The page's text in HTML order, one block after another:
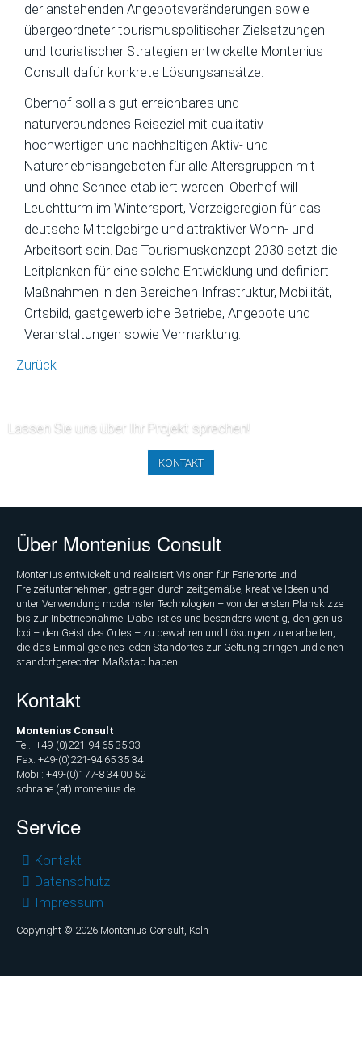
der anstehenden Angebotsveränderungen sowie
übergeordneter tourismuspolitischer Zielsetzungen
und touristischer Strategien entwickelte Montenius
Consult dafür konkrete Lösungsansätze.
Oberhof soll als gut erreichbares und
naturverbundenes Reiseziel mit qualitativ
hochwertigen und nachhaltigen Aktiv- und
Naturerlebnisangeboten für alle Altersgruppen mit
und ohne Schnee etabliert werden. Oberhof will
Leuchtturm im Wintersport, Vorzeigeregion für das
deutsche Mittelgebirge und attraktiver Wohn- und
Arbeitsort sein. Das Tourismuskonzept 2030 setzt die
Leitplanken für eine solche Entwicklung und definiert
Maßnahmen in den Bereichen Infrastruktur, Mobilität,
Ortsbild, gastgewerbliche Betriebe, Angebote und
Veranstaltungen sowie Vermarktung.
Zurück
Lassen Sie uns über Ihr Projekt sprechen!
KONTAKT
Über Montenius Consult
Montenius entwickelt und realisiert Visionen für Ferienorte und
Freizeitunternehmen, getragen durch zeitgemäße, kreative Ideen und
unter Verwendung modernster Technologien – von der ersten Planskizze
bis zur Inbetriebnahme. Dabei ist es uns besonders wichtig, den genius
loci – den Geist des Ortes – zu bewahren und Lösungen zu erarbeiten,
die das Einmalige eines jeden Standortes zur Geltung bringen und einen
standortgerechten Maßstab haben.
Kontakt
Montenius Consult
Tel.: +49-(0)221-94 65 35 33
Fax: +49-(0)221-94 65 35 34
Mobil: +49-(0)177-8 34 00 52
schrahe (at) montenius.de
Service
Navigation
überspringen
Kontakt
Datenschutz
Impressum
Copyright © 2026 Montenius Consult, Köln